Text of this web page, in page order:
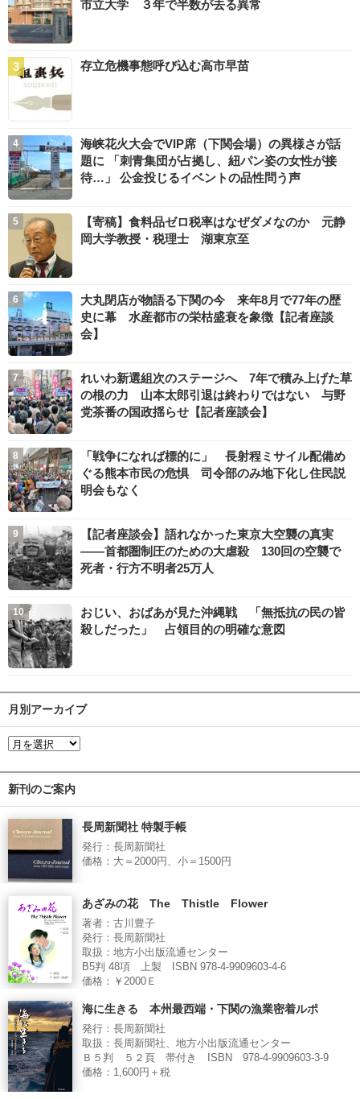
市立大学 ３年で半数が去る異常
存立危機事態呼び込む高市早苗
海峡花火大会でVIP席（下関会場）の異様さが話
題に 「刺青集団が占拠し、紐パン姿の女性が接
待…」 公金投じるイベントの品性問う声
【寄稿】食料品ゼロ税率はなぜダメなのか 元静
岡大学教授・税理士 湖東京至
大丸閉店が物語る下関の今 来年8月で77年の歴
史に幕 水産都市の栄枯盛衰を象徴【記者座談
会】
れいわ新選組次のステージへ 7年で積み上げた草
の根の力 山本太郎引退は終わりではない 与野
党茶番の国政揺らせ【記者座談会】
「戦争になれば標的に」 長射程ミサイル配備め
ぐる熊本市民の危惧 司令部のみ地下化し住民説
明会もなく
【記者座談会】語れなかった東京大空襲の真実
――首都圏制圧のための大虐殺 130回の空襲で
死者・行方不明者25万人
おじい、おばあが見た沖縄戦 「無抵抗の民の皆
殺しだった」 占領目的の明確な意図
月別アーカイブ
新刊のご案内
長周新聞社 特製手帳
発行：長周新聞社
価格：大＝2000円、小＝1500円
あざみの花 The Thistle Flower
著者：古川豊子
発行：長周新聞社
取扱：地方小出版流通センター
B5判 48項 上製 ISBN 978-4-9909603-4-6
価格：￥2000Ｅ
海に生きる 本州最西端・下関の漁業密着ルポ
発行：長周新聞社
取扱：長周新聞社、地方小出版流通センター
Ｂ５判 ５２頁 帯付き ISBN 978-4-9909603-3-9
価格：1,600円＋税